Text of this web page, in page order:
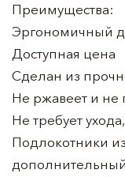
Преимущества:
Эргономичный
Доступная цена
Сделан из
Не ржавеет и не
Не требует
Подлокотники